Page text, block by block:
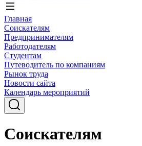
Главная
Соискателям
Предпринимателям
Работодателям
Студентам
Путеводитель по компаниям
Рынок труда
Новости сайта
Календарь мероприятий
Соискателям